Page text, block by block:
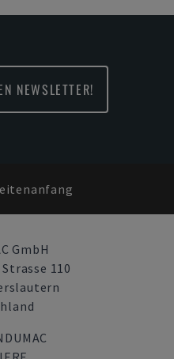
NEWSLETTER!
GmbH
110